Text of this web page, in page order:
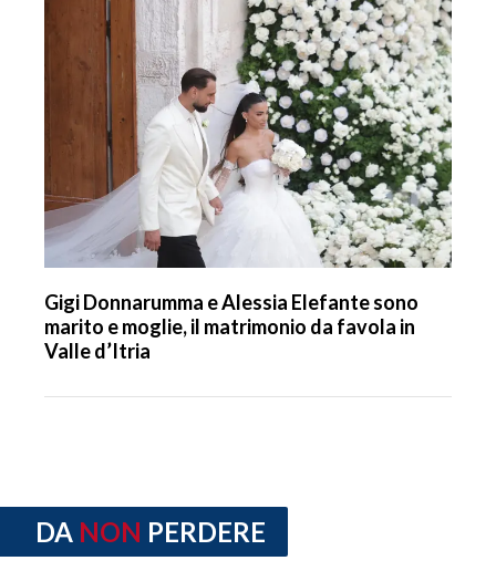
Gigi Donnarumma e Alessia Elefante sono
marito e moglie, il matrimonio da favola in
Valle d’Itria
DA NON PERDERE